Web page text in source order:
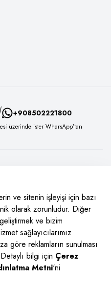
+908502221800
üzerinde ister WharsApp’tan
ve sitenin işleyişi için bazı
olarak zorunludur. Diğer
ve bizim
sağlayıcılarımız
göre reklamların sunulması
bilgi için Çerez
Metni'ni